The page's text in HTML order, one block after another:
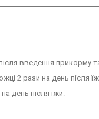
введення прикорму
2 рази на день після
день після їжи.